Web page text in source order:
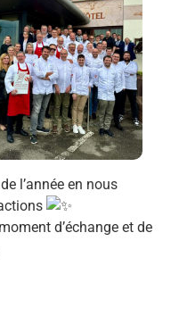
l’année en nous
d’échange et de